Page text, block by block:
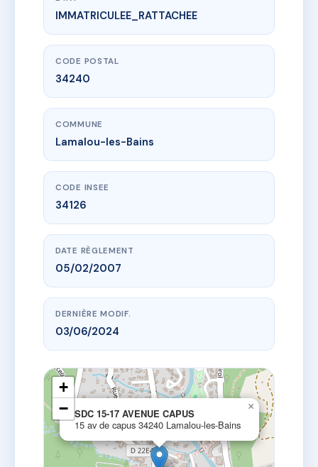
www.vme.plus/AD2024321
SDC 15-17 AVENUE CAPUS
15 av de capus34240 Lamalou-les-Bains
IMMATRICULEE_RATTACHEE
CODE POSTAL
34240
COMMUNE
Lamalou-les-Bains
CODE INSEE
34126
DATE RÈGLEMENT
05/02/2007
DERNIÈRE MODIF.
03/06/2024
SDC 15-17 AVENUE CAPUS
15 av de capus 34240 Lamalou-les-Bains
×
+
−